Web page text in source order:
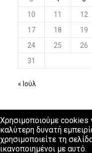
10
11 12
17
18 19
24
25 26
31
« Ιούλ
Χρησιμοποιούμε
καλύτερη δυνατή
χρησιμοποιείτε τη
ικανοποιημένοι με αυτό.